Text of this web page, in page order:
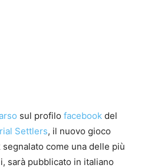
sul profilo facebook del
Settlers, il nuovo gioco
segnalato come una delle più
sarà pubblicato in italiano